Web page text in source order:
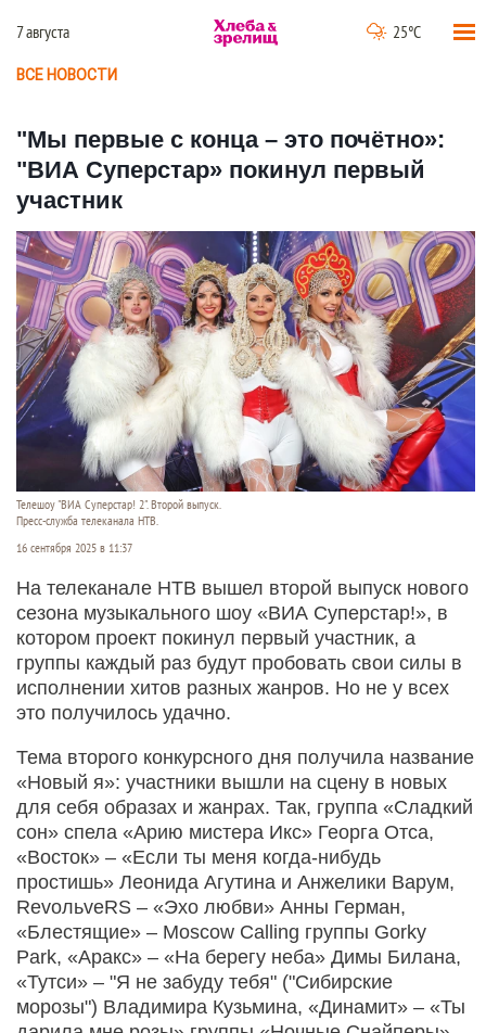
7 августа 25°C
ВСЕ НОВОСТИ
"Мы первые с конца – это почётно»:
"ВИА Суперстар» покинул первый
участник
Телешоу "ВИА Суперстар! 2". Второй выпуск.
Пресс-служба телеканала НТВ.
16 сентября 2025 в 11:37
На телеканале НТВ вышел второй выпуск нового
сезона музыкального шоу «ВИА Суперстар!», в
котором проект покинул первый участник, а
группы каждый раз будут пробовать свои силы в
исполнении хитов разных жанров. Но не у всех
это получилось удачно.
Тема второго конкурсного дня получила название
«Новый я»: участники вышли на сцену в новых
для себя образах и жанрах. Так, группа «Сладкий
сон» спела «Арию мистера Икс» Георга Отса,
«Восток» – «Если ты меня когда-нибудь
простишь» Леонида Агутина и Анжелики Варум,
RevoльveRS – «Эхо любви» Анны Герман,
«Блестящие» – Moscow Calling группы Gorky
Park, «Аракс» – «На берегу неба» Димы Билана,
«Тутси» – "Я не забуду тебя" ("Сибирские
морозы") Владимира Кузьмина, «Динамит» – «Ты